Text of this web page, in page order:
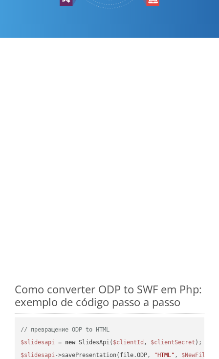
Como converter ODP to SWF em Php:
exemplo de código passo a passo
// превращение ODP to HTML
$slidesapi = new SlidesApi( $clientId , $clientSecret
$slidesapi->savePresentation(file.ODP, "HTML" , $NewFile